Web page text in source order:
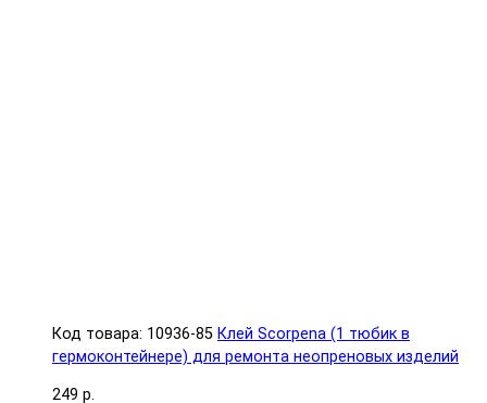
Код товара: 10936-85 Клей Scorpena (1 тюбик в
гермоконтейнере) для ремонта неопреновых изделий
249 р.